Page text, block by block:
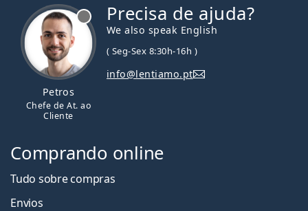
Petros
Chefe de At. ao
Cliente
Precisa de ajuda?
We also speak English
( Seg-Sex 8:30h-16h )
info@lentiamo.pt
Comprando online
Tudo sobre compras
Envios